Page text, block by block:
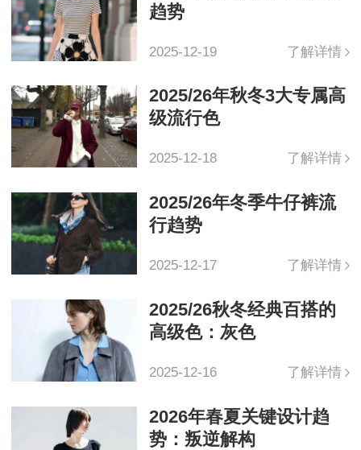
趋势
2025-12-19 了解详情
2025/26年秋冬3大专属高
级流行色
2025-12-18 了解详情
2025/26年冬季牛仔裤流
行趋势
2025-12-17 了解详情
2025/26秋冬经典百搭的
高级色：灰色
2025-12-16 了解详情
2026年春夏关键设计趋
势：叛逆解构